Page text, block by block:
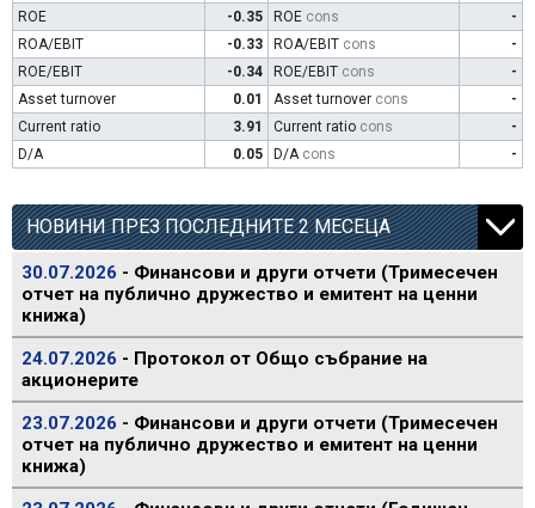
ROE
-0.35 ROE cons
-
ROA/EBIT
-0.33 ROA/EBIT cons
-
ROE/EBIT
-0.34 ROE/EBIT cons
-
Asset turnover
0.01 Asset turnover cons
-
Current ratio
3.91 Current ratio cons
-
D/A
0.05 D/A cons -
НОВИНИ ПРЕЗ ПОСЛЕДНИТЕ 2 МЕСЕЦА
30.07.2026 - Финансови и други отчети (Тримесечен
отчет на публично дружество и емитент на ценни
книжа)
24.07.2026 - Протокол от Общо събрание на
акционерите
23.07.2026 - Финансови и други отчети (Тримесечен
отчет на публично дружество и емитент на ценни
книжа)